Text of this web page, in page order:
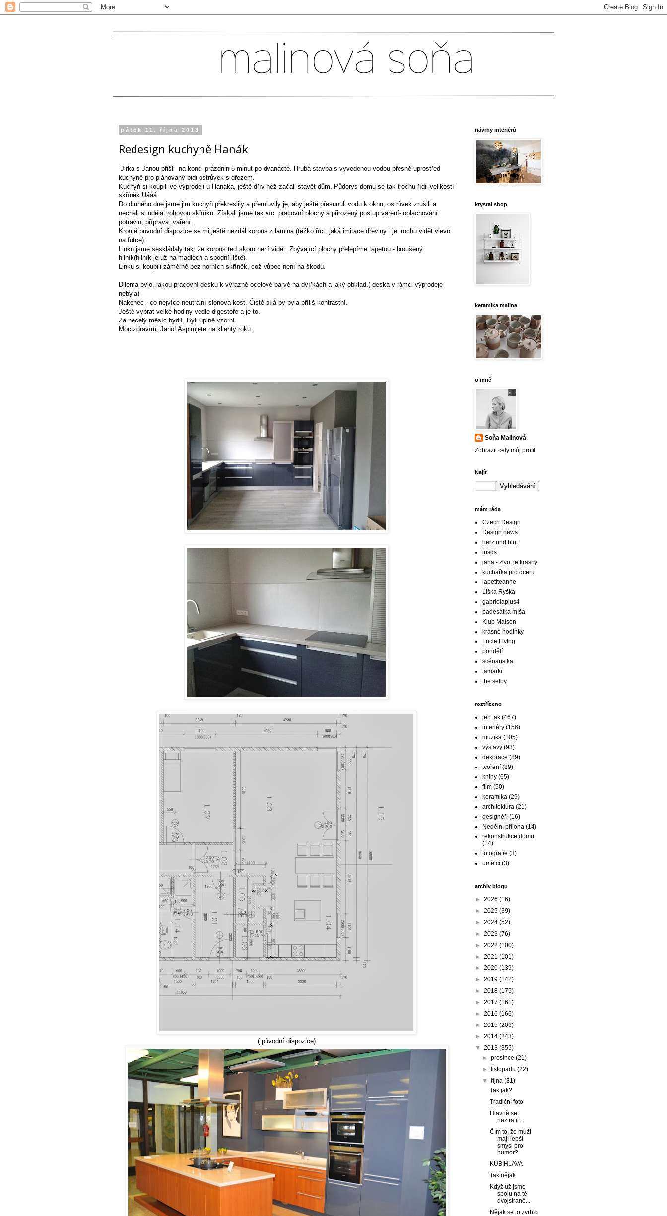
pátek 11. října 2013
Redesign kuchyně Hanák
Jirka s Janou přišli na konci prázdnin 5 minut po dvanácté. Hrubá stavba s vyvedenou vodou přesně uprostřed
kuchyně pro plánovaný pidi ostrůvek s dřezem.
Kuchyň si koupili ve výprodeji u Hanáka, ještě dřív než začali stavět dům. Půdorys domu se tak trochu řídil velikostí
skříněk.Uááá.
Do druhého dne jsme jim kuchyň překreslily a přemluvily je, aby ještě přesunuli vodu k oknu, ostrůvek zrušili a
nechali si udělat rohovou skříňku. Získali jsme tak víc pracovní plochy a přirozený postup vaření- oplachování
potravin, příprava, vaření.
Kromě původní dispozice se mi ještě nezdál korpus z lamina (těžko říct, jaká imitace dřeviny...je trochu vidět vlevo
na fotce).
Linku jsme seskládaly tak, že korpus teď skoro není vidět. Zbývající plochy přelepíme tapetou - broušený
hliník(hliník je už na madlech a spodní liště).
Linku si koupili záměrně bez horních skříněk, což vůbec není na škodu.
Dilema bylo, jakou pracovní desku k výrazné ocelové barvě na dvířkách a jaký obklad.( deska v rámci výprodeje
nebyla)
Nakonec - co nejvíce neutrální slonová kost. Čistě bílá by byla příliš kontrastní.
Ještě vybrat velké hodiny vedle digestoře a je to.
Za necelý měsíc bydlí. Byli úplně vzorní.
Moc zdravím, Jano! Aspirujete na klienty roku.
( původní dispozice)
návrhy interiérů
krystal shop
keramika malina
o mně
Soňa Malinová
Zobrazit celý můj profil
Najít
mám ráda
Czech Design
Design news
herz und blut
irisds
jana - zivot je krasny
kuchařka pro dceru
lapetiteanne
Liška Ryška
gabrielaplus4
padesátka míša
Klub Maison
krásné hodinky
Lucie Living
pondělí
scénaristka
tamarki
the selby
roztřízeno
jen tak (467)
interiéry (156)
muzika (105)
výstavy (93)
dekorace (89)
tvoření (89)
knihy (65)
film (50)
keramika (29)
architektura (21)
designéři (16)
Nedělní příloha (14)
rekonstrukce domu
(14)
fotografie (3)
umělci (3)
archiv blogu
► 2026 (16)
► 2025 (39)
► 2024 (52)
► 2023 (76)
► 2022 (100)
► 2021 (101)
► 2020 (139)
► 2019 (142)
► 2018 (175)
► 2017 (161)
► 2016 (166)
► 2015 (206)
► 2014 (243)
▼ 2013 (355)
►prosince(21)
►
listopadu(22)
▼října(31)
Tak jak?
Tradiční foto
Hlavně se
neztratit...
Čím to, že muži
mají lepší
smysl pro
humor?
KUBIHLAVA
Tak nějak
Když už jsme
spolu na té
dvojstraně...
Nějak se to zvrhlo